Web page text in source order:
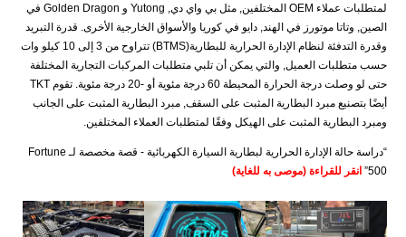
لمتطلبات عملاء OEM المختلفين, مثل بي واي دي, Yutong و Golden Dragon في
الصين, وتاتا موتورز في الهند, دايو في كوريا والأسواق الخارجية الأخرى. قدرة التبريد
وقدرة التدفئة لنظام الإدارة الحرارية للبطارية(BTMS) تتراوح من 3 إلى 10 كيلو وات
حسب متطلبات العميل, والتي يمكن أن تلبي متطلبات المركبات التجارية المختلفة
حتى لو وصلت درجة الحرارة المحيطة 60 درجة مئوية أو -20 درجة مئوية. تقوم TKT
أيضًا بتصنيع مبرد البطارية المثبت على السقف, مبرد البطارية المثبت على الجانب
ومبرد البطارية المثبت على الهيكل وفقًا لمتطلبات العملاء المختلفين.
“دراسة حالة الإدارة الحرارية لبطارية السيارة الكهربائية - قصة مخصصة لـ Fortune
500” انقر للقراءة (موصى به للغاية)